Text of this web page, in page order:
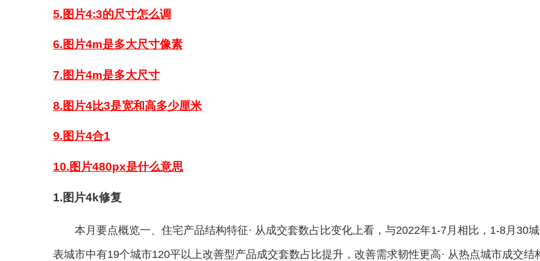
5.图片4:3的尺寸怎么调
6.图片4m是多大尺寸像素
7.图片4m是多大尺寸
8.图片4比3是宽和高多少厘米
9.图片4合1
10.图片480px是什么意思
1.图片4k修复
本月要点概览一、住宅产品结构特征· 从成交套数占比变化上看，与2022年1-7月相比，1-8月30
表城市中有19个城市120平以上改善型产品成交套数占比提升，改善需求韧性更高· 从热点城市成交结